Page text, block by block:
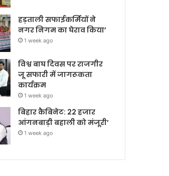
हड़ताली सफाईकर्मियों ने
नगर निगम का घेराव किया’
1 week ago
विश्व बाघ दिवस पर राजगीर
जू सफारी में जागरूकता
कार्यक्रम
1 week ago
बिहार कैबिनेट: 22 हजार
आंगनबाड़ी बहाली को मंजूरी’
1 week ago